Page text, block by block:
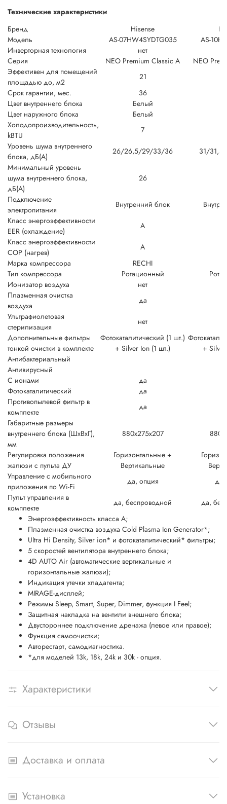
Технические характеристики
Бренд
Hisense
Модель
AS-07HW4SYDTG035
AS-
Инверторная технология
нет
Серия
NEO Premium Classic A
NEO
Эффективен для помещений
площадью до, м2
21
Срок гарантии, мес.
36
Цвет внутреннего блока
Белый
Цвет наружного блока
Белый
Холодопроизводительность,
kBTU
7
Уровень шума внутреннего
блока, дБ(А)
26/26,5/29/33/36
31/
Минимальный уровень
шума внутреннего блока,
дБ(А)
26
Подключение
электропитания
Внутренний блок
Класс энергоэффективности
EER (охлаждение)
A
Класс энергоэффективности
COP (нагрев)
A
Марка компрессора
RECHI
Тип компрессора
Ротационный
Ионизатор воздуха
нет
Плазменная очистка
воздуха
да
Ультрафиолетовая
стерилизация
нет
Дополнительные фильтры
тонкой очистки в комплекте
Фотокаталитический (1 шт.)
+ Silver Ion (1 шт.)
+
Антибактериальный
Антивирусный
С ионами
да
Фотокаталитический
да
Противопылевой фильтр в
комплекте
да
Габаритные размеры
внутреннего блока (ШxВxГ),
мм
880x275x207
Регулировка положения
жалюзи с пульта ДУ
Горизонтальные +
Вертикальные
Управление c мобильного
приложения по Wi-Fi
да, опция
да,
Пульт управления в
комплекте
да, беспроводной
да,
Энергоэффективность класса А;
Плазменная очистка воздуха Cold Plasma Ion Generator*;
Ultra Hi Density, Silver ion* и фотокаталитический* фильтры;
5 скоростей вентилятора внутреннего блока;
4D AUTO Air (автоматические вертикальные и
горизонтальные жалюзи);
Индикация утечки хладагента;
MIRAGE-дисплей;
Режимы Sleep, Smart, Super, Dimmer, функция I Feel;
Защитная накладка на вентили внешнего блока;
Двустороннее подключение дренажа (левое или правое);
Функция самоочистки;
Авторестарт, самодиагностика.
*для моделей 13k, 18k, 24k и 30k - опция.
Характеристики
Отзывы
Доставка и оплата
Установка